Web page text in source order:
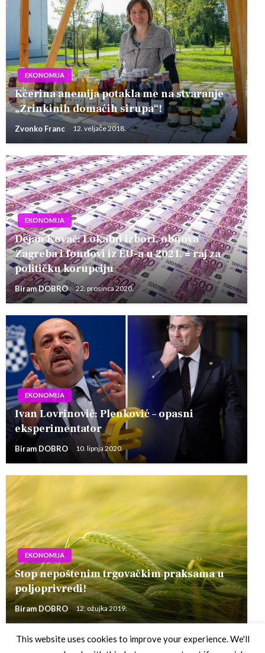
EKONOMIJA
Kćerina anemija potakla me na stvaranje
„Zrinkinih domaćih sirupa“!
Zvonko Franc 12. veljače 2018.
EKONOMIJA
Dejan Kovač: Lokalni izbori, obnova
Zagreba i fondovi iz EU-a u 2021. = raj za
političku korupciju
Biram DOBRO 22. prosinca 2020.
EKONOMIJA
Ivan Lovrinović: Plenković – opasni
eksperimentator
Biram DOBRO 10. lipnja 2020.
EKONOMIJA
Stop nepoštenim trgovačkim praksama u
poljoprivredi!
Biram DOBRO 12. ožujka 2019.
This website uses cookies to improve your experience. We'll